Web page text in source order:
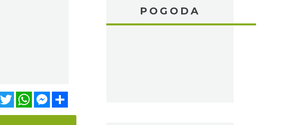
FacebookTwitterWhatsAppMessenger
POGODA